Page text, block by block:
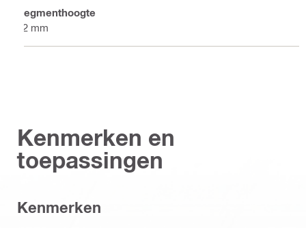
Segmenthoogte
12 mm
Kenmerken en
toepassingen
Kenmerken